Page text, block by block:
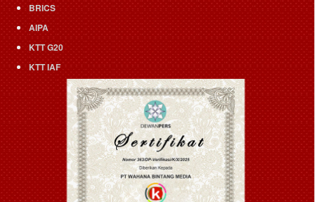
BRICS
AIPA
KTT G20
KTT IAF